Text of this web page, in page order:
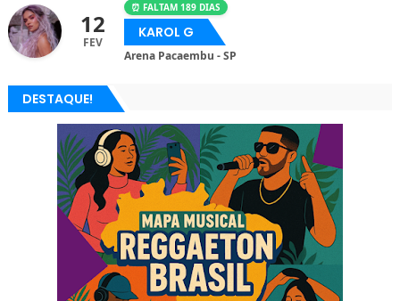
12
FEV
⏰ FALTAM 189 DIAS
KAROL G
Arena Pacaembu - SP
DESTAQUE!